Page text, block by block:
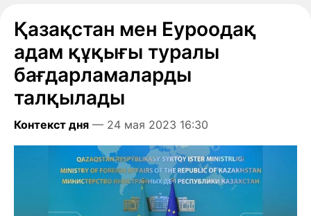
Қазақстан мен Еуроодақ
адам құқығы туралы
бағдарламаларды
талқылады
Контекст дня — 24 мая 2023 16:30